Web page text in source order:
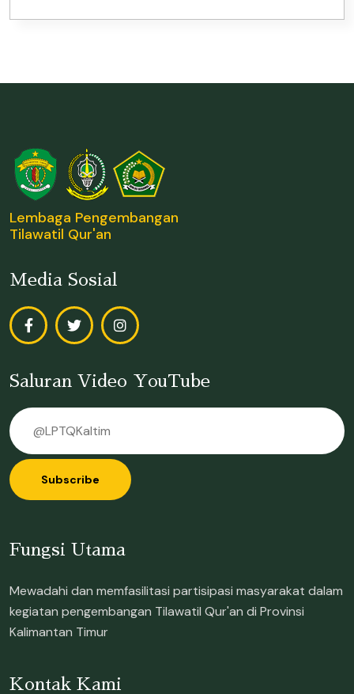
Lembaga Pengembangan
Tilawatil Qur'an
Media Sosial
Saluran Video YouTube
Subscribe
Fungsi Utama
Mewadahi dan memfasilitasi partisipasi masyarakat dalam
kegiatan pengembangan Tilawatil Qur'an di Provinsi
Kalimantan Timur
Kontak Kami